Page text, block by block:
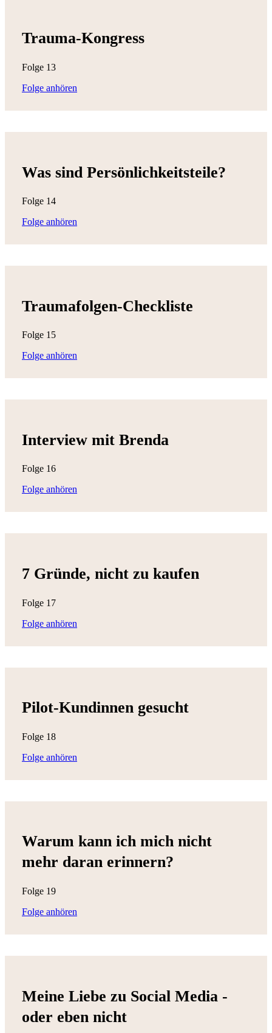
Trauma-Kongress
Folge 13
Folge anhören
Was sind Persönlichkeitsteile?
Folge 14
Folge anhören
Traumafolgen-Checkliste
Folge 15
Folge anhören
Interview mit Brenda
Folge 16
Folge anhören
7 Gründe, nicht zu kaufen
Folge 17
Folge anhören
Pilot-Kundinnen gesucht
Folge 18
Folge anhören
Warum kann ich mich nicht
mehr daran erinnern?
Folge 19
Folge anhören
Meine Liebe zu Social Media -
oder eben nicht